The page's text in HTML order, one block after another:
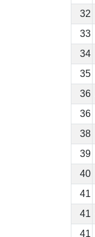
32
33
34
35
36
36
38
39
40
41
41
41